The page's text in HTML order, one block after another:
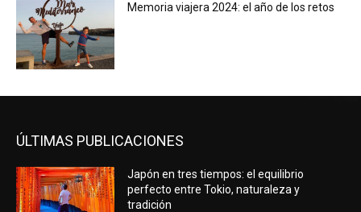
Memoria viajera 2024: el año de los retos
ÚLTIMAS PUBLICACIONES
Japón en tres tiempos: el equilibrio
perfecto entre Tokio, naturaleza y
tradición